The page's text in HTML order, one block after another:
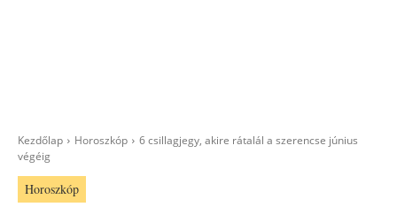
Kezdőlap Horoszkóp
6 csillagjegy, akire rátalál a szerencse június
végéig
Horoszkóp